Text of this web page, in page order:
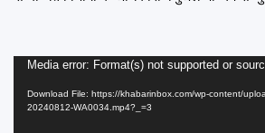
Video
Player
Media error: Format(s) not supported or
Download File: https://khabarinbox.com/wp-content/
20240812-WA0034.mp4?_=3